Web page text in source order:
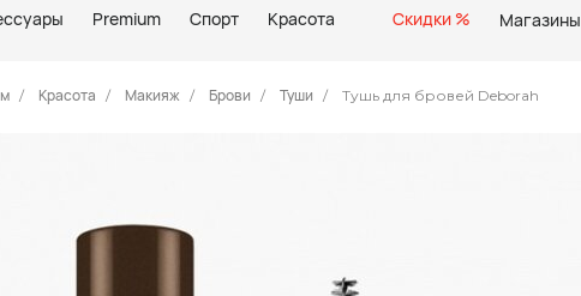
Premium Спорт Красота Скидки % Магазины
Красота Макияж Брови Туши Тушь для бровей Deborah